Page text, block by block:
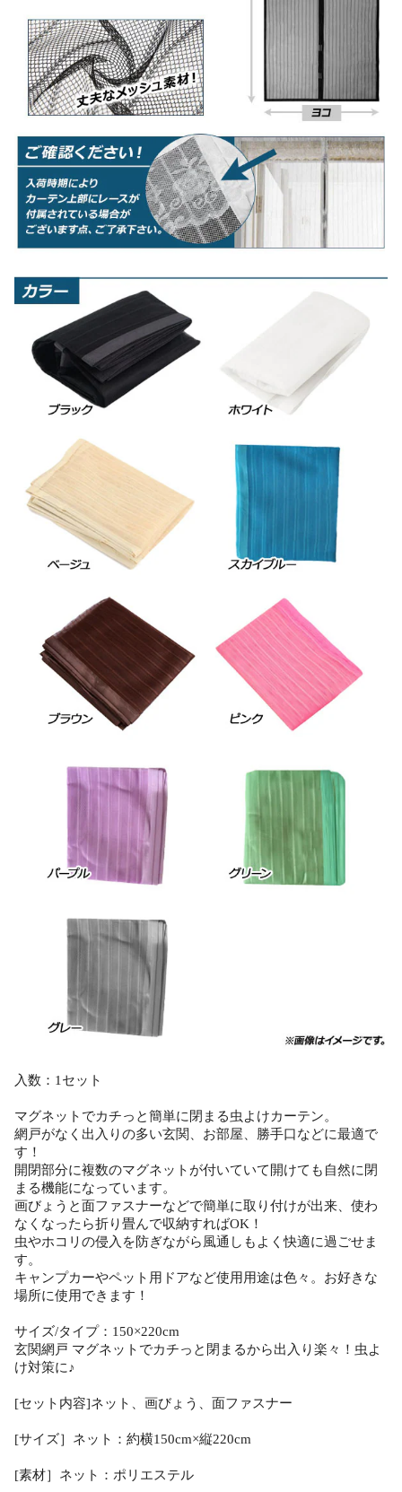
入数：1セット
マグネットでカチっと簡単に閉まる虫よけカーテン。
網戸がなく出入りの多い玄関、お部屋、勝手口などに最適で
す！
開閉部分に複数のマグネットが付いていて開けても自然に閉
まる機能になっています。
画びょうと面ファスナーなどで簡単に取り付けが出来、使わ
なくなったら折り畳んで収納すればOK！
虫やホコリの侵入を防ぎながら風通しもよく快適に過ごせま
す。
キャンプカーやペット用ドアなど使用用途は色々。お好きな
場所に使用できます！
サイズ/タイプ：150×220cm
玄関網戸 マグネットでカチっと閉まるから出入り楽々！虫よ
け対策に♪
[セット内容]ネット、画びょう、面ファスナー
[サイズ］ネット：約横150cm×縦220cm
[素材］ネット：ポリエステル